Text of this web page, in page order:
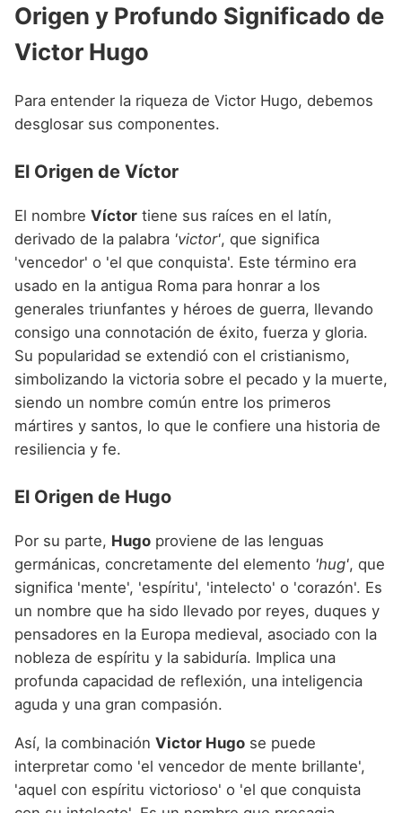
Nombres de niño que empiezan por T
Nombres de niño que empiezan por U
Nombres de niño que empiezan por V
Nombres de niño que empiezan por W
Nombres de niño que empiezan por X
Nombres de niño que empiezan por Z
Origen y Profundo Significado de
Victor Hugo
Para entender la riqueza de Victor Hugo, debemos
desglosar sus componentes.
El Origen de Víctor
El nombre Víctor tiene sus raíces en el latín,
derivado de la palabra 'victor', que significa
'vencedor' o 'el que conquista'. Este término era
usado en la antigua Roma para honrar a los
generales triunfantes y héroes de guerra, llevando
consigo una connotación de éxito, fuerza y gloria.
Su popularidad se extendió con el cristianismo,
simbolizando la victoria sobre el pecado y la muerte,
siendo un nombre común entre los primeros
mártires y santos, lo que le confiere una historia de
resiliencia y fe.
El Origen de Hugo
Por su parte, Hugo proviene de las lenguas
germánicas, concretamente del elemento 'hug', que
significa 'mente', 'espíritu', 'intelecto' o 'corazón'. Es
un nombre que ha sido llevado por reyes, duques y
pensadores en la Europa medieval, asociado con la
nobleza de espíritu y la sabiduría. Implica una
profunda capacidad de reflexión, una inteligencia
aguda y una gran compasión.
Así, la combinación Victor Hugo se puede
interpretar como 'el vencedor de mente brillante',
'aquel con espíritu victorioso' o 'el que conquista